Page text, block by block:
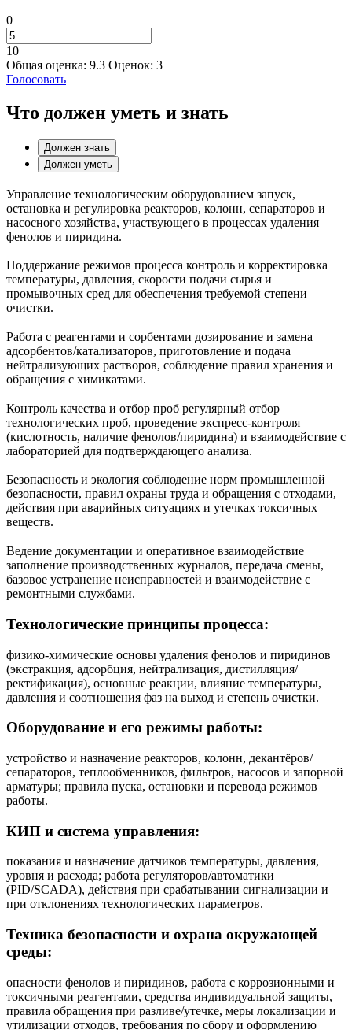
0
10
Общая оценка: 9.3 Оценок: 3
Голосовать
Что должен уметь и знать
Должен знать
Должен уметь
Управление технологическим оборудованием запуск,
остановка и регулировка реакторов, колонн, сепараторов и
насосного хозяйства, участвующего в процессах удаления
фенолов и пиридина.
Поддержание режимов процесса контроль и корректировка
температуры, давления, скорости подачи сырья и
промывочных сред для обеспечения требуемой степени
очистки.
Работа с реагентами и сорбентами дозирование и замена
адсорбентов/катализаторов, приготовление и подача
нейтрализующих растворов, соблюдение правил хранения и
обращения с химикатами.
Контроль качества и отбор проб регулярный отбор
технологических проб, проведение экспресс-контроля
(кислотность, наличие фенолов/пиридина) и взаимодействие с
лабораторией для подтверждающего анализа.
Безопасность и экология соблюдение норм промышленной
безопасности, правил охраны труда и обращения с отходами,
действия при аварийных ситуациях и утечках токсичных
веществ.
Ведение документации и оперативное взаимодействие
заполнение производственных журналов, передача смены,
базовое устранение неисправностей и взаимодействие с
ремонтными службами.
Технологические принципы процесса:
физико‑химические основы удаления фенолов и пиридинов
(экстракция, адсорбция, нейтрализация, дистилляция/
ректификация), основные реакции, влияние температуры,
давления и соотношения фаз на выход и степень очистки.
Оборудование и его режимы работы:
устройство и назначение реакторов, колонн, декантёров/
сепараторов, теплообменников, фильтров, насосов и запорной
арматуры; правила пуска, остановки и перевода режимов
работы.
КИП и система управления:
показания и назначение датчиков температуры, давления,
уровня и расхода; работа регуляторов/автоматики
(PID/SCADA), действия при срабатывании сигнализации и
при отклонениях технологических параметров.
Техника безопасности и охрана окружающей
среды:
опасности фенолов и пиридинов, работа с коррозионными и
токсичными реагентами, средства индивидуальной защиты,
правила обращения при разливе/утечке, меры локализации и
утилизации отходов, требования по сбору и оформлению